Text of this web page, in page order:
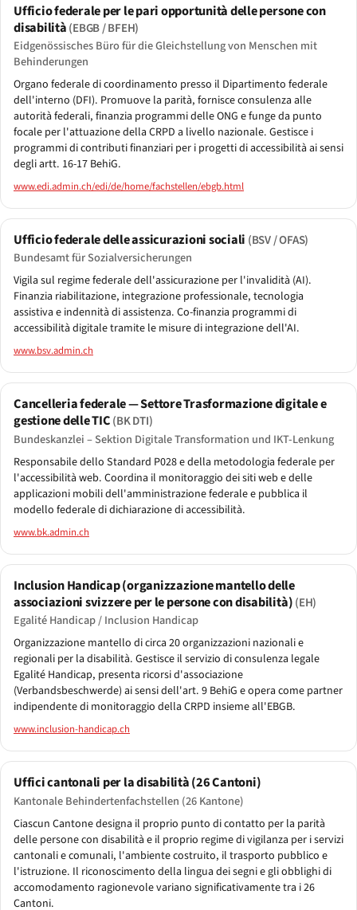
Ufficio federale per le pari opportunità delle persone con
disabilità(EBGB / BFEH)
Eidgenössisches Büro für die Gleichstellung von Menschen mit
Behinderungen
Organo federale di coordinamento presso il Dipartimento federale
dell'interno (DFI). Promuove la parità, fornisce consulenza alle
autorità federali, finanzia programmi delle ONG e funge da punto
focale per l'attuazione della CRPD a livello nazionale. Gestisce i
programmi di contributi finanziari per i progetti di accessibilità ai sensi
degli artt. 16-17 BehiG.
www.edi.admin.ch/edi/de/home/fachstellen/ebgb.html
Ufficio federale delle assicurazioni sociali (BSV / OFAS)
Bundesamt für Sozialversicherungen
Vigila sul regime federale dell'assicurazione per l'invalidità (AI).
Finanzia riabilitazione, integrazione professionale, tecnologia
assistiva e indennità di assistenza. Co-finanzia programmi di
accessibilità digitale tramite le misure di integrazione dell'AI.
www.bsv.admin.ch
Cancelleria federale — Settore Trasformazione digitale e
gestione delle TIC(BK DTI)
Bundeskanzlei – Sektion Digitale Transformation und IKT-Lenkung
Responsabile dello Standard P028 e della metodologia federale per
l'accessibilità web. Coordina il monitoraggio dei siti web e delle
applicazioni mobili dell'amministrazione federale e pubblica il
modello federale di dichiarazione di accessibilità.
www.bk.admin.ch
Inclusion Handicap (organizzazione mantello delle
associazioni svizzere per le persone con disabilità)(EH)
Egalité Handicap / Inclusion Handicap
Organizzazione mantello di circa 20 organizzazioni nazionali e
regionali per la disabilità. Gestisce il servizio di consulenza legale
Egalité Handicap, presenta ricorsi d'associazione
(Verbandsbeschwerde) ai sensi dell'art. 9 BehiG e opera come partner
indipendente di monitoraggio della CRPD insieme all'EBGB.
www.inclusion-handicap.ch
Uffici cantonali per la disabilità (26 Cantoni)
Kantonale Behindertenfachstellen (26 Kantone)
Ciascun Cantone designa il proprio punto di contatto per la parità
delle persone con disabilità e il proprio regime di vigilanza per i servizi
cantonali e comunali, l'ambiente costruito, il trasporto pubblico e
l'istruzione. Il riconoscimento della lingua dei segni e gli obblighi di
accomodamento ragionevole variano significativamente tra i 26
Cantoni.